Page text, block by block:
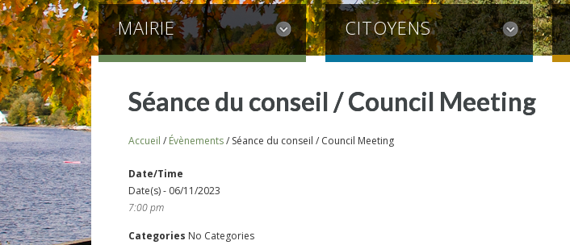
MAIRIE CITOYENS
Séance du conseil / Council Meeting
Accueil / Évènements/ Séance du conseil / Council Meeting
Date/Time
Date(s) - 06/11/2023
7:00 pm
Categories No Categories